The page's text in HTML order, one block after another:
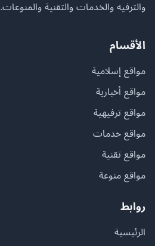
والترفيه والخدمات والتقنية والمنوعات.
الأقسام
مواقع إسلامية
مواقع أخبارية
مواقع ترفيهية
مواقع خدمات
مواقع تقنية
مواقع منوعة
روابط
الرئيسية